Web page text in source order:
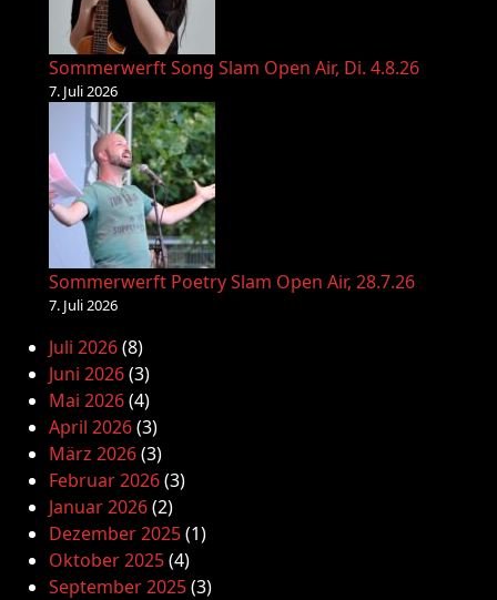
Sommerwerft Song Slam Open Air, Di. 4.8.26
7. Juli 2026
Sommerwerft Poetry Slam Open Air, 28.7.26
7. Juli 2026
Juli 2026(8)
Juni 2026(3)
Mai 2026(4)
April 2026(3)
März 2026(3)
Februar 2026(3)
Januar 2026(2)
Dezember 2025(1)
Oktober 2025(4)
September 2025(3)